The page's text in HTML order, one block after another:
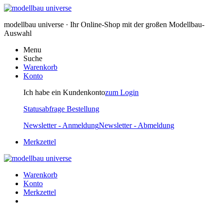
modellbau universe · Ihr Online-Shop mit der großen Modellbau-
Auswahl
Menu
Suche
Warenkorb
Konto
Ich habe ein Kundenkontozum Login
Statusabfrage Bestellung
Newsletter - AnmeldungNewsletter - Abmeldung
Merkzettel
Warenkorb
Konto
Merkzettel